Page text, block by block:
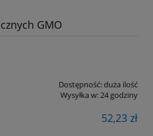
GMO
Dostępność:duża ilość
Wysyłka w:24 godziny
52,23 zł